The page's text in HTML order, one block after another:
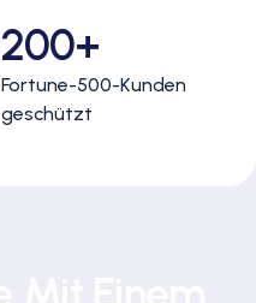
200+
Fortune-500-Kunden
geschützt